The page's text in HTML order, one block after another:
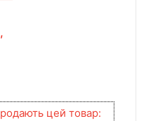
,
цей товар: